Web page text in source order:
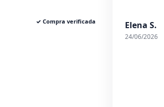
✓ Compra verificada